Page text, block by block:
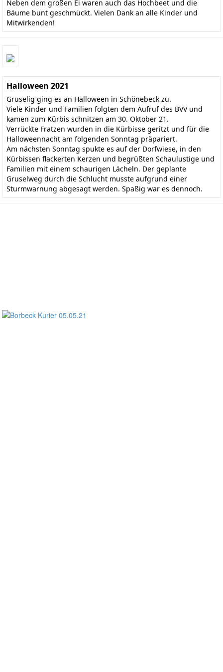
Neben dem großen Ei waren auch das Hochbeet und die
Bäume bunt geschmückt. Vielen Dank an alle Kinder und
Mitwirkenden!
Halloween 2021
Gruselig ging es an Halloween in Schönebeck zu.
Viele Kinder und Familien folgten dem Aufruf des BVV und
kamen zum Kürbis schnitzen am 30. Oktober 21.
Verrückte Fratzen wurden in die Kürbisse geritzt und für die
Halloweennacht am folgenden Sonntag präpariert.
Am nächsten Sonntag spukte es auf der Dorfwiese, in den
Kürbissen flackerten Kerzen und begrüßten Schaulustige und
Familien mit einem schaurigen Lächeln. Der geplante
Gruselweg durch die Schlucht musste aufgrund einer
Sturmwarnung abgesagt werden. Spaßig war es dennoch.